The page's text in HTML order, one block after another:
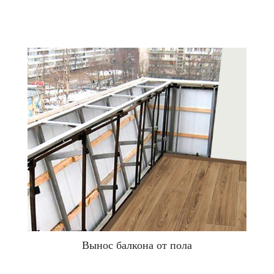
Вынос «от пола»
Наиболее оптимальный по цене тип выноса.
В 99% случаев выполняется при наличии
металлического ограждения балкона.
Если старые металлические перила непригодны
к применению, производится их полная замена на
новые с последующим навариванием выноса.
Балконы с выносом варятся к верхней части
перил и в корень плиты.
Вынос «по полу»
Самый сложный тип работ.
Наиболее дорогой вынос балкона.
Вынос балкона от пола